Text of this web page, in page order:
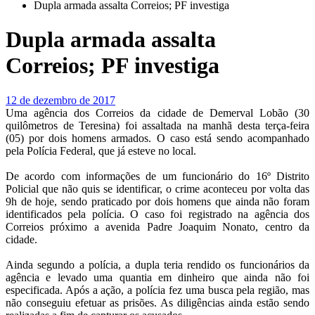
Dupla armada assalta Correios; PF investiga
Dupla armada assalta
Correios; PF investiga
12 de dezembro de 2017
Uma agência dos Correios da cidade de Demerval Lobão (30
quilômetros de Teresina) foi assaltada na manhã desta terça-feira
(05) por dois homens armados. O caso está sendo acompanhado
pela Polícia Federal, que já esteve no local.
De acordo com informações de um funcionário do 16º Distrito
Policial que não quis se identificar, o crime aconteceu por volta das
9h de hoje, sendo praticado por dois homens que ainda não foram
identificados pela polícia. O caso foi registrado na agência dos
Correios próximo a avenida Padre Joaquim Nonato, centro da
cidade.
Ainda segundo a polícia, a dupla teria rendido os funcionários da
agência e levado uma quantia em dinheiro que ainda não foi
especificada. Após a ação, a polícia fez uma busca pela região, mas
não conseguiu efetuar as prisões. As diligências ainda estão sendo